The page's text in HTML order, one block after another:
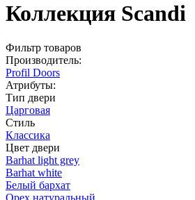
Коллекция Scandi
Фильтр товаров
Производитель:
Profil Doors
Атрибуты:
Тип двери
Царговая
Стиль
Классика
Цвет двери
Barhat light grey
Barhat white
Белый бархат
Орех натуральный